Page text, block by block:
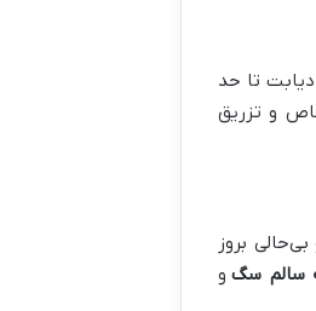
دیابت تا حد
و تزریق
بروز
سالم سگ و